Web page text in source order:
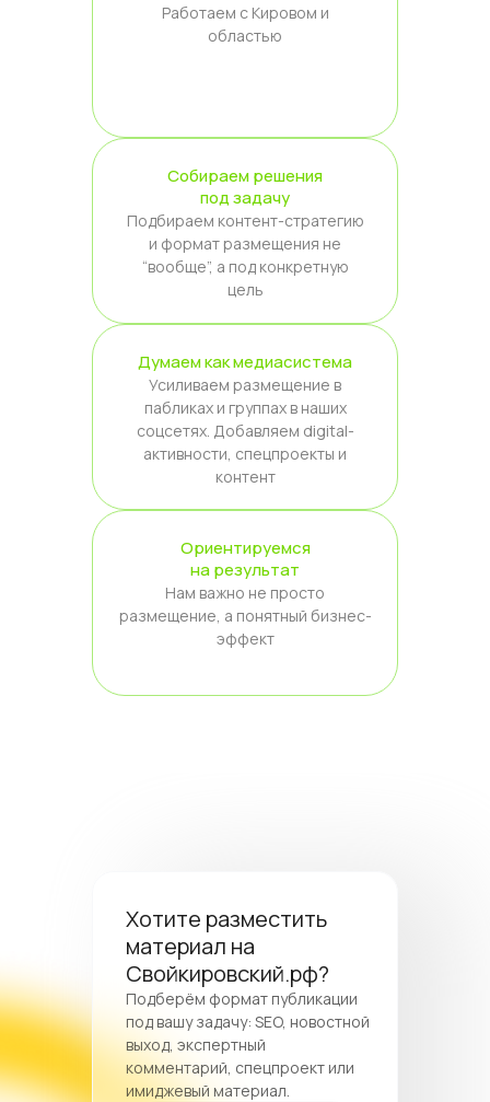
Работаем с Кировом и
областью
Собираем решения
под задачу
Подбираем контент-стратегию
и формат размещения не
“вообще”, а под конкретную
цель
Думаем как медиасистема
Усиливаем размещение в
пабликах и группах в наших
соцсетях. Добавляем digital-
активности, спецпроекты и
контент
Ориентируемся
на результат
Нам важно не просто
размещение, а понятный бизнес-
эффект
Хотите разместить
материал на
Свойкировский.рф?
Подберём формат публикации
под вашу задачу: SEO, новостной
выход, экспертный
комментарий, спецпроект или
имиджевый материал.